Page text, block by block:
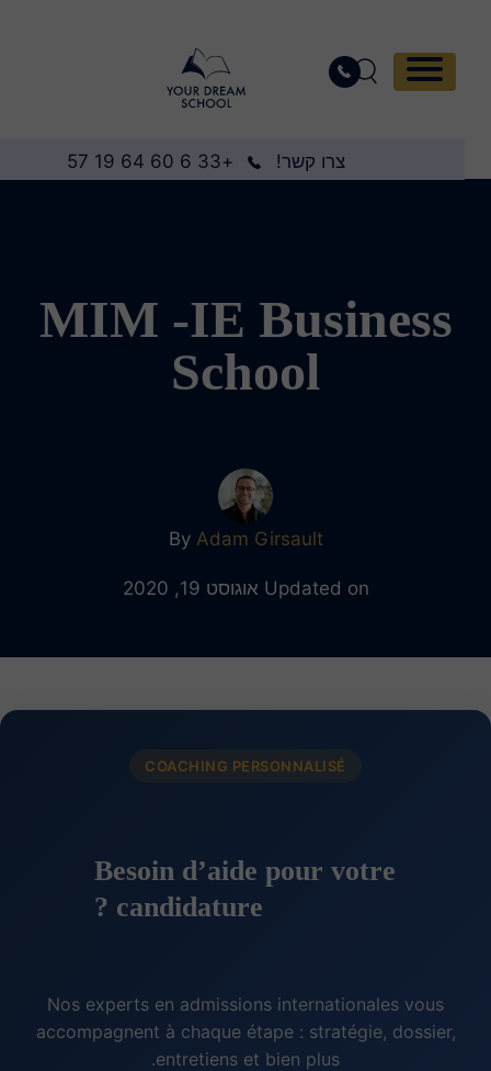
צרו קשר! +33 6 60 64 19 57
MIM -IE Business
School
ByAdam Girsault
Updated on אוגוסט 19, 2020
COACHING PERSONNALISÉ
Besoin d’aide pour votre
candidature ?
Nos experts en admissions internationales vous
accompagnent à chaque étape : stratégie, dossier,
entretiens et bien plus.